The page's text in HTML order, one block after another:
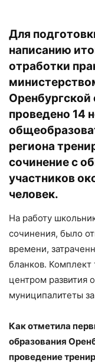
Для
написанию
отработки
Оренбургской
проведено 14
региона
сочинение с
участников
человек.
На работу
сочинения, было
времени,
бланков.
центром развития
муниципалитеты
Как отметила
образования
проведение